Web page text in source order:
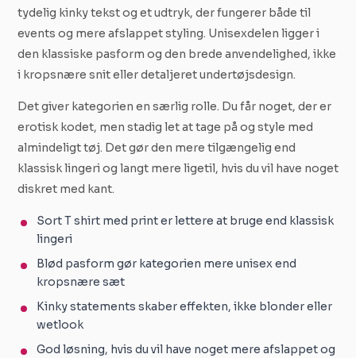
tydelig kinky tekst og et udtryk, der fungerer både til
events og mere afslappet styling. Unisexdelen ligger i
den klassiske pasform og den brede anvendelighed, ikke
i kropsnære snit eller detaljeret undertøjsdesign.
Det giver kategorien en særlig rolle. Du får noget, der er
erotisk kodet, men stadig let at tage på og style med
almindeligt tøj. Det gør den mere tilgængelig end
klassisk lingeri og langt mere ligetil, hvis du vil have noget
diskret med kant.
Sort T shirt med print er lettere at bruge end klassisk
lingeri
Blød pasform gør kategorien mere unisex end
kropsnære sæt
Kinky statements skaber effekten, ikke blonder eller
wetlook
God løsning, hvis du vil have noget mere afslappet og